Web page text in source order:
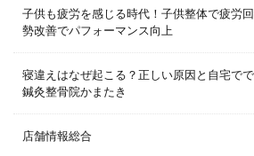
子供も疲労を感じる時代！子供整体で疲労
勢改善でパフォーマンス向上
寝違えはなぜ起こる？正しい原因と自宅で
鍼灸整骨院かまたき
店舗情報総合